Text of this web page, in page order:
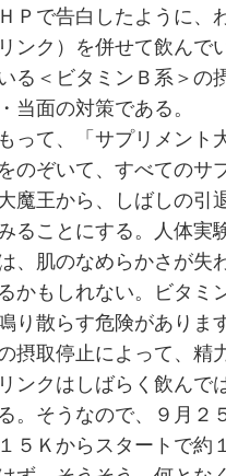
Ｐで告白したように、
ンク）を併せて飲んで
る＜ビタミンＢ系＞の
当面の対策である。
って、「サプリメント
のぞいて、すべての
魔王から、しばしの引
ることにする。人体実
、肌のなめらかさが失
かもしれない。ビタミ
り散らす危険があり
摂取停止によって、精
ンクはしばらく飲んで
。そうなので、９月２
５Ｋからスタートで約